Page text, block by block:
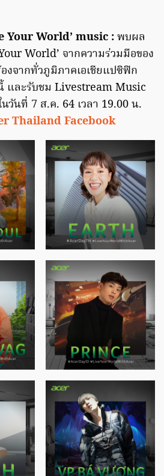
Your World’ music :พบผล
World’ จากความร่วมมือของ
งจากทั่วภูมิภาคเอเชียแปซิฟิก
และรับชม Livestream Music
วันที่ 7 ส.ค. 64 เวลา 19.00 น.
Thailand Facebook